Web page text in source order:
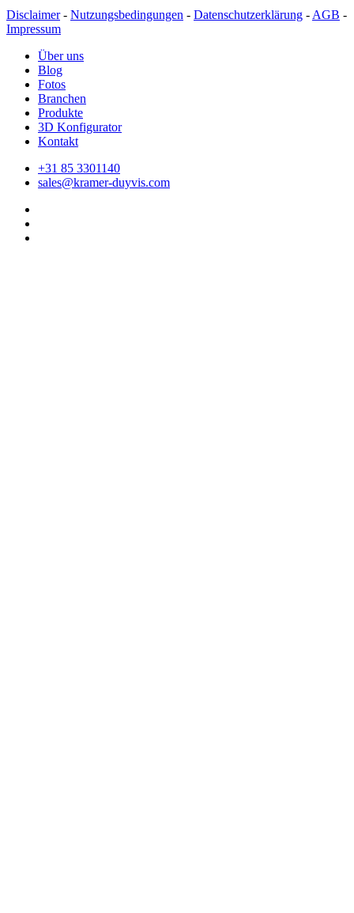
Disclaimer- Nutzungsbedingungen - Datenschutzerklärung -AGB -
Impressum
Über uns
Blog
Fotos
Branchen
Produkte
3D Konfigurator
Kontakt
+31 85 3301140
sales@kramer-duyvis.com